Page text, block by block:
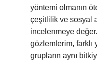
yöntemi olmanın
çeşitlilik ve sosyal
incelenmeye
gözlemlerim, farklı
grupların aynı